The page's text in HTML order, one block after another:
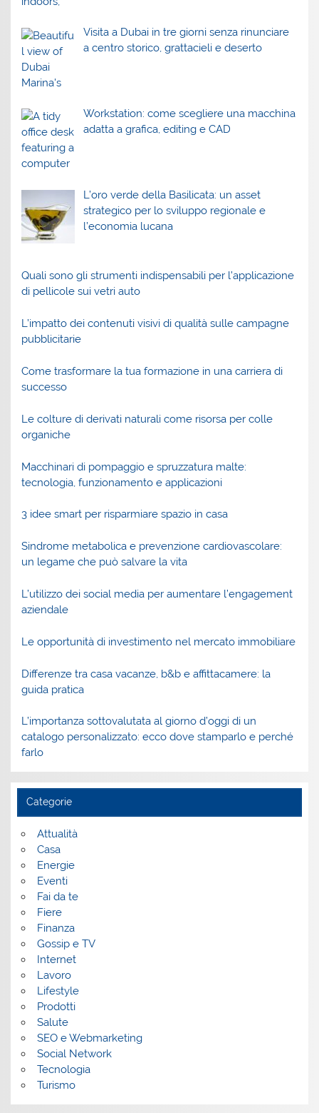
Visita a Dubai in tre giorni senza rinunciare
a centro storico, grattacieli e deserto
Workstation: come scegliere una macchina
adatta a grafica, editing e CAD
L’oro verde della Basilicata: un asset
strategico per lo sviluppo regionale e
l’economia lucana
Quali sono gli strumenti indispensabili per l’applicazione
di pellicole sui vetri auto
L’impatto dei contenuti visivi di qualità sulle campagne
pubblicitarie
Come trasformare la tua formazione in una carriera di
successo
Le colture di derivati naturali come risorsa per colle
organiche
Macchinari di pompaggio e spruzzatura malte:
tecnologia, funzionamento e applicazioni
3 idee smart per risparmiare spazio in casa
Sindrome metabolica e prevenzione cardiovascolare:
un legame che può salvare la vita
L’utilizzo dei social media per aumentare l’engagement
aziendale
Le opportunità di investimento nel mercato immobiliare
Differenze tra casa vacanze, b&b e affittacamere: la
guida pratica
L’importanza sottovalutata al giorno d’oggi di un
catalogo personalizzato: ecco dove stamparlo e perché
farlo
Categorie
Attualità
Casa
Energie
Eventi
Fai da te
Fiere
Finanza
Gossip e TV
Internet
Lavoro
Lifestyle
Prodotti
Salute
SEO e Webmarketing
Social Network
Tecnologia
Turismo